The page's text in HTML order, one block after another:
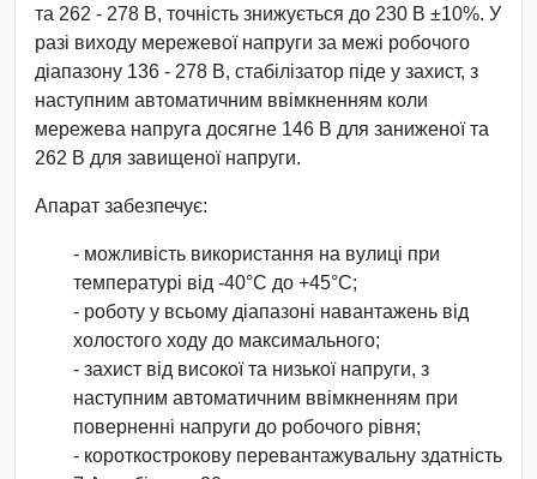
та 262 - 278 В, точність знижується до 230 В ±10%. У
разі виходу мережевої напруги за межі робочого
діапазону 136 - 278 В, стабілізатор піде у захист, з
наступним автоматичним ввімкненням коли
мережева напруга досягне 146 В для заниженої та
262 В для завищеної напруги.
Апарат забезпечує:
- можливість використання на вулиці при
температурі від -40°С до +45°С;
- роботу у всьому діапазоні навантажень від
холостого ходу до максимального;
- захист від високої та низької напруги, з
наступним автоматичним ввімкненням при
поверненні напруги до робочого рівня;
- короткострокову перевантажувальну здатність